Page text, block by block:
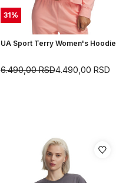
31%
UA Sport Terry Women's Hoodie
4.490,00 RSD
6.490,00RSD